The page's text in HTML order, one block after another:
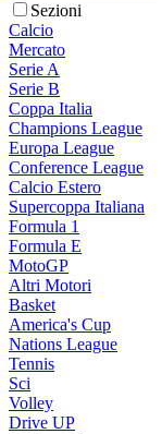
Sezioni
Calcio
Mercato
Serie A
Serie B
Coppa Italia
Champions League
Europa League
Conference League
Calcio Estero
Supercoppa Italiana
Formula 1
Formula E
MotoGP
Altri Motori
Basket
America's Cup
Nations League
Tennis
Sci
Volley
Drive UP